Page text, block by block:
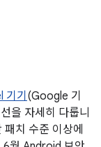
기기 (Google 기
을 자세히 다룹니
치 수준 이상에